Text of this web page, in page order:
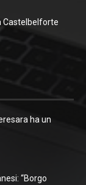
Castelbelforte
ha un
“Borgo